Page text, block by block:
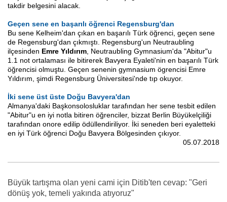
takdir belgesini alacak.
Geçen sene en başarılı öğrenci Regensburg'dan
Bu sene Kelheim'dan çıkan en başarılı Türk öğrenci, geçen sene
de Regensburg'dan çıkmıştı. Regensburg'un Neutraubling
ilçesinden Emre Yıldırım , Neutraubling Gymnasium'da "Abitur"u
1.1 not ortalaması ile bitirerek Bavyera Eyaleti'nin en başarılı Türk
öğrencisi olmuştu. Geçen senenin gymnasium ögrencisi Emre
Yıldırım, şimdi Regensburg Üniversitesi'nde tıp okuyor.
İki sene üst üste Doğu Bavyera'dan
Almanya'daki Başkonsolosluklar tarafından her sene tesbit edilen
"Abitur"u en iyi notla bitiren öğrenciler, bizzat Berlin Büyükelçiliği
tarafından onore edilip ödüllendiriliyor. İki seneden beri eyaletteki
en iyi Türk öğrenci Doğu Bavyera Bölgesinden çıkıyor.
05.07.2018
Büyük tartışma olan yeni cami için Ditib'ten cevap: "Geri
dönüş yok, temeli yakında atıyoruz"